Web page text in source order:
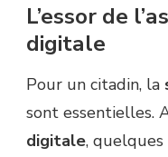
L’essor de
digitale
Pour un citadin, la
sont essentielles.
digitale,